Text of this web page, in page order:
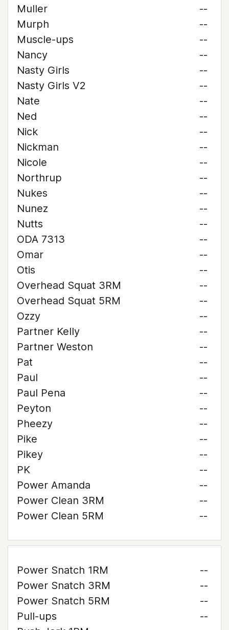
Muller
--
Murph
--
Muscle-ups
--
Nancy
--
Nasty Girls
--
Nasty Girls V2
--
Nate
--
Ned
--
Nick
--
Nickman
--
Nicole
--
Northrup
--
Nukes
--
Nunez
--
Nutts
--
ODA 7313
--
Omar
--
Otis
--
Overhead Squat 3RM
--
Overhead Squat 5RM
--
Ozzy
--
Partner Kelly
--
Partner Weston
--
Pat
--
Paul
--
Paul Pena
--
Peyton
--
Pheezy
--
Pike
--
Pikey
--
PK
--
Power Amanda
--
Power Clean 3RM
--
Power Clean 5RM
--
Power Snatch 1RM
--
Power Snatch 3RM
--
Power Snatch 5RM
--
Pull-ups
--